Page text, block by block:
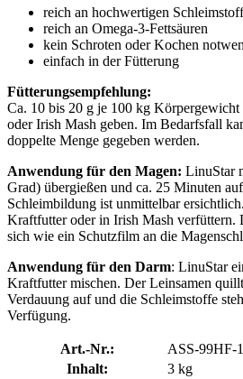
reich an hochwertigen
reich an Omega-3-Fettsäuren
kein Schroten oder Kochen
einfach in der Fütterung
Fütterungsempfehlung:
Ca. 10 bis 20 g je 100 kg
oder Irish Mash geben. Im Bedarfsfall
doppelte Menge gegeben werden.
Anwendung für den Magen: LinuStar
Grad) übergießen und ca. 25 Minuten
Schleimbildung ist unmittelbar
Kraftfutter oder in Irish Mash verfüttern.
sich wie ein Schutzfilm an die
Anwendung für den Darm: LinuStar
Kraftfutter mischen. Der Leinsamen
Verdauung auf und die Schleimstoffe
Verfügung.
Art.-Nr.:
ASS-99HF-
Inhalt:
3 kg